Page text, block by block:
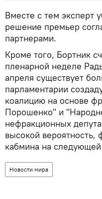
Вместе с тем эксперт
решение премьер
партнерами.
Кроме того, Бортник
пленарной неделе
апреля существует
парламентарии
коалицию на основе
Порошенко" и
нефракционных
высокой вероятность,
кабмина на
Новости мира